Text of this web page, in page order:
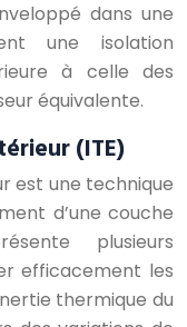
dans une
une isolation
à celle des
équivalente.
(ITE)
est une technique
d’une couche
plusieurs
efficacement les
thermique du